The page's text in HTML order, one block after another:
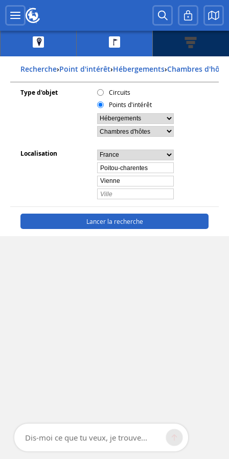
Recherche› Point d'intérêt› Hébergements› Chambres
Type d'objet
Circuits
Points d'intérêt
Localisation
Dis-moi ce que tu veux, je trouve...